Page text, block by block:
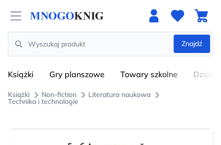
Open menu
Search
Znajdź
Książki Gry planszowe Towary szkolne
Książki Non-fiction Literatura naukowa
Technika i technologie